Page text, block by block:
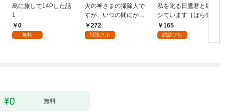
島に旅して14Pした話
1
0
無料
火の神さまの掃除人で
すが、いつの間にか花
嫁として溺愛されてい
ます【単話】（１）
272
試読フル
私を叱る日鷹君と毎晩
シています［ばら売
り］ 第1話
165
試読フル
無料